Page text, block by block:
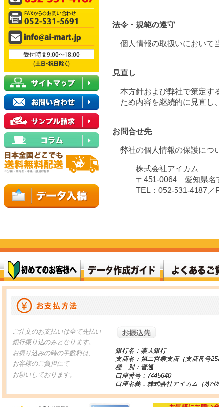
法令・規範の遵守
個人情報の取扱いにおいて
見直し
本方針および弊社で策定す
ため内容を継続的に見直し
お問合せ先
弊社の個人情報の保護につ
株式会社アイカム
〒451-0064 愛知県名
TEL：052-531-4187／
ご注文のお支払いは全て先払い
銀行振り込のみとなります。
お振り込みの時の手数料は、
お客様のご負担にて
お願いしております。
銀行名：楽天銀行
支店名：第二営業支店（支店番号
種 別：普通
口座番号：7445640
口座名義：株式会社アイカム［ｶ)ｱｲｶ